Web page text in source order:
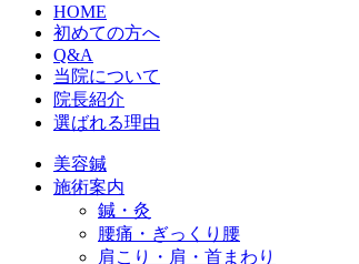
HOME
初めての方へ
Q&A
当院について
院長紹介
選ばれる理由
美容鍼
施術案内
鍼・灸
腰痛・ぎっくり腰
肩こり・肩・首まわり